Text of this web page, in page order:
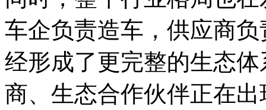
车企负责造车，供应商
经形成了更完整的生态
商、生态合作伙伴正在